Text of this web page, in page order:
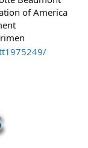
of America